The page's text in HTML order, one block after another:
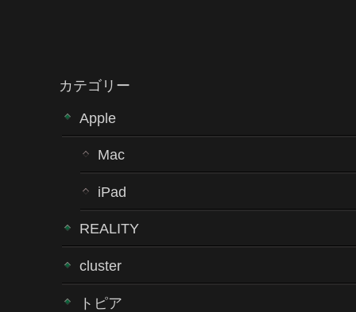
カテゴリー
Apple
Mac
iPad
REALITY
cluster
トピア